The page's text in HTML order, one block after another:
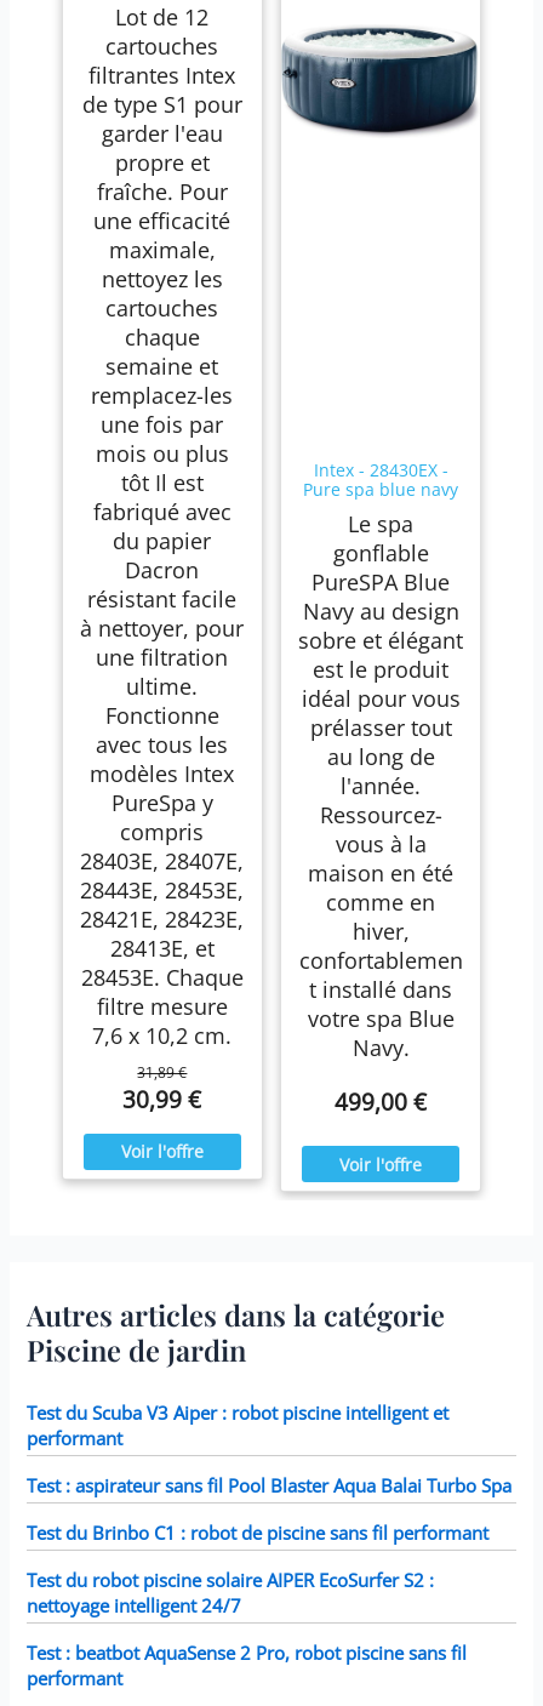
Lot de 12
cartouches
filtrantes Intex
de type S1 pour
garder l'eau
propre et
fraîche. Pour
une efficacité
maximale,
nettoyez les
cartouches
chaque
semaine et
remplacez-les
une fois par
mois ou plus
tôt Il est
fabriqué avec
du papier
Dacron
résistant facile
à nettoyer, pour
une filtration
ultime.
Fonctionne
avec tous les
modèles Intex
PureSpa y
compris
28403E, 28407E,
28443E, 28453E,
28421E, 28423E,
28413E, et
28453E. Chaque
filtre mesure
7,6 x 10,2 cm.
31,89 €
30,99 €
Intex - 28430EX -
Pure spa blue navy
Le spa
gonflable
PureSPA Blue
Navy au design
sobre et élégant
est le produit
idéal pour vous
prélasser tout
au long de
l'année.
Ressourcez-
vous à la
maison en été
comme en
hiver,
confortablemen
t installé dans
votre spa Blue
Navy.
499,00 €
Autres articles dans la catégorie
Piscine de jardin
Test du Scuba V3 Aiper : robot piscine intelligent et
performant
Test : aspirateur sans fil Pool Blaster Aqua Balai Turbo Spa
Test du Brinbo C1 : robot de piscine sans fil performant
Test du robot piscine solaire AIPER EcoSurfer S2 :
nettoyage intelligent 24/7
Test : beatbot AquaSense 2 Pro, robot piscine sans fil
performant